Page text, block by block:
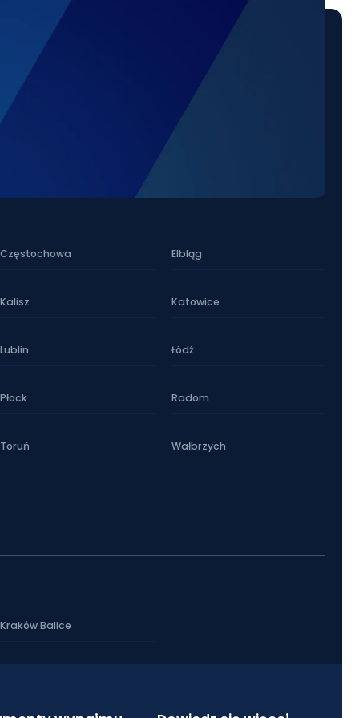
Z pewnością skorzystam z ich usług ponownie i
każdemu, kto szuka niezawodnej wypożyczalni
Częstochowa Elbląg
Kalisz Katowice
Lublin Łódź
Płock Radom
Toruń Wałbrzych
Kraków Balice